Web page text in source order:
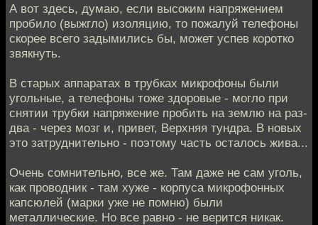
А вот здесь, думаю, если высоким напряжением
пробило (выжгло) изоляцию, то пожалуй телефоны
скорее всего задымились бы, может успев коротко
звякнуть.
В старых аппаратах в трубках микрофоны были
угольные, а телефоны тоже здоровые - могло при
снятии трубки напряжение пробить на землю на раз-
два - через мозг и, привет, Верхняя тундра. В новых
это затруднительно - поэтому часть осталось жива...
Очень сомнительно, все же. Там даже не сам уголь,
как проводник - там хуже - корпуса микрофонных
капсюлей (марки уже не помню) были
металлические. Но все равно - не верится никак.